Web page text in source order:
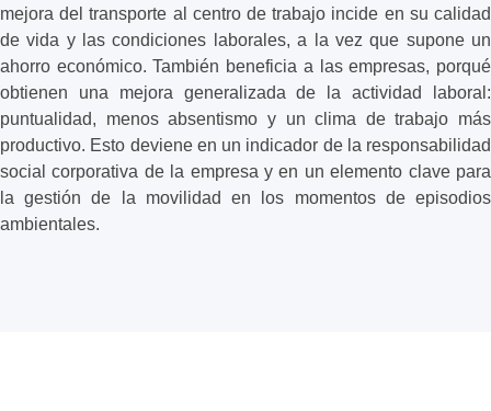
mejora del transporte al centro de trabajo incide en su calidad
de vida y las condiciones laborales, a la vez que supone un
ahorro económico. También beneficia a las empresas, porqué
obtienen una mejora generalizada de la actividad laboral:
puntualidad, menos absentismo y un clima de trabajo más
productivo. Esto deviene en un indicador de la responsabilidad
social corporativa de la empresa y en un elemento clave para
la gestión de la movilidad en los momentos de episodios
ambientales.